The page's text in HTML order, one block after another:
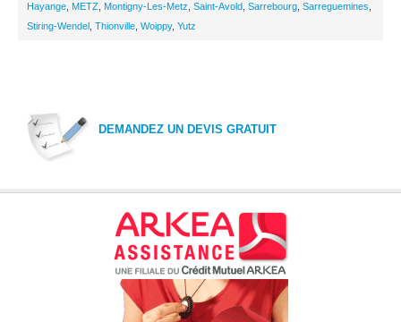
Hayange METZ Montigny-Les-Metz Saint-Avold Sarrebourg Sarreguemines
Stiring-Wendel Thionville Woippy, Yutz
DEMANDEZ UN DEVIS GRATUIT